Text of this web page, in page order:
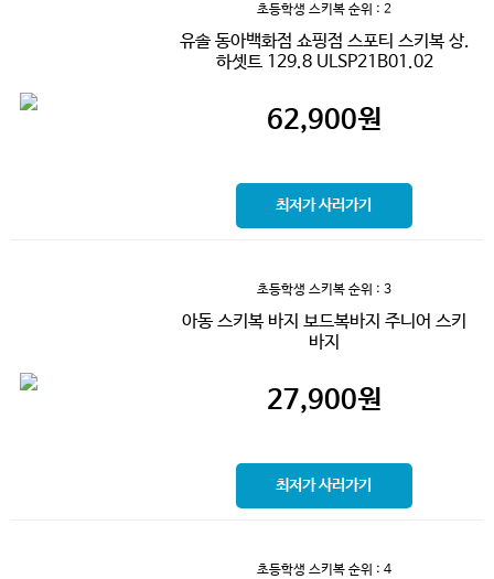
초등학생 스키복 순위 : 2
유솔 동아백화점 쇼핑점 스포티 스키복 상.
하셋트 129.8 ULSP21B01.02
62,900원
최저가 사러가기
초등학생 스키복 순위 : 3
아동 스키복 바지 보드복바지 주니어 스키
바지
27,900원
최저가 사러가기
초등학생 스키복 순위 : 4